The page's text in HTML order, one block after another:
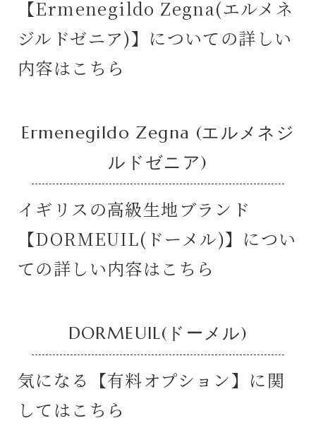
【Ermenegildo Zegna(エルメネ
ジルドゼニア)】についての詳しい
内容はこちら
Ermenegildo Zegna (エルメネジ
ルドゼニア)
イギリスの高級生地ブランド
【DORMEUIL(ドーメル)】につい
ての詳しい内容はこちら
DORMEUIL(ドーメル)
気になる【有料オプション】に関
してはこちら